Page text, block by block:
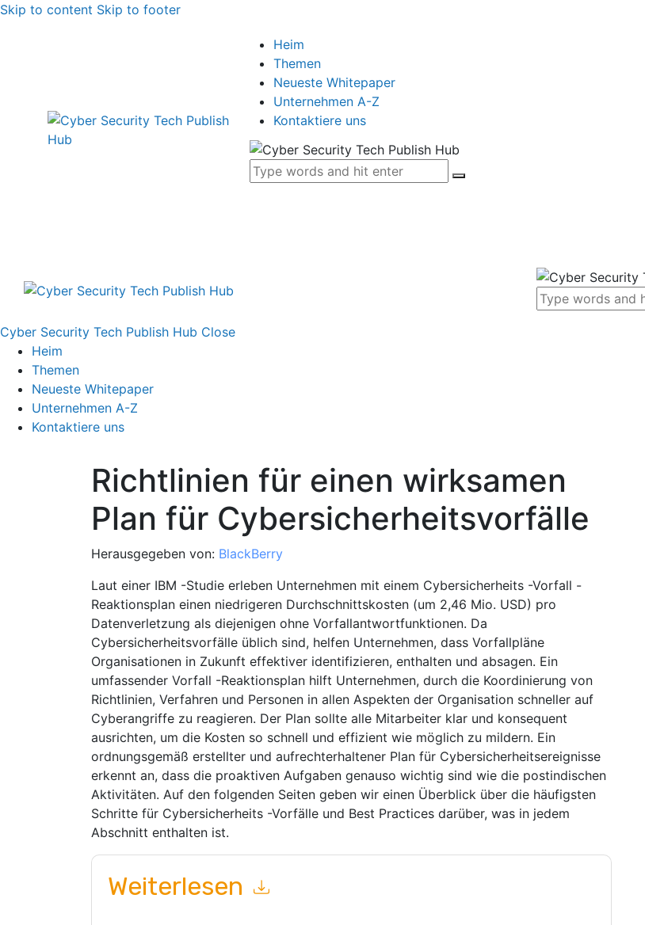
Skip to content Skip to footer
Heim
Themen
Neueste Whitepaper
Unternehmen A-Z
Kontaktiere uns
Cyber Security Tech Publish Hub Close
Heim
Themen
Neueste Whitepaper
Unternehmen A-Z
Kontaktiere uns
Richtlinien für einen wirksamen
Plan für Cybersicherheitsvorfälle
Herausgegeben von: BlackBerry
Laut einer IBM -Studie erleben Unternehmen mit einem Cybersicherheits -Vorfall -
Reaktionsplan einen niedrigeren Durchschnittskosten (um 2,46 Mio. USD) pro
Datenverletzung als diejenigen ohne Vorfallantwortfunktionen. Da
Cybersicherheitsvorfälle üblich sind, helfen Unternehmen, dass Vorfallpläne
Organisationen in Zukunft effektiver identifizieren, enthalten und absagen. Ein
umfassender Vorfall -Reaktionsplan hilft Unternehmen, durch die Koordinierung von
Richtlinien, Verfahren und Personen in allen Aspekten der Organisation schneller auf
Cyberangriffe zu reagieren. Der Plan sollte alle Mitarbeiter klar und konsequent
ausrichten, um die Kosten so schnell und effizient wie möglich zu mildern. Ein
ordnungsgemäß erstellter und aufrechterhaltener Plan für Cybersicherheitsereignisse
erkennt an, dass die proaktiven Aufgaben genauso wichtig sind wie die postindischen
Aktivitäten. Auf den folgenden Seiten geben wir einen Überblick über die häufigsten
Schritte für Cybersicherheits -Vorfälle und Best Practices darüber, was in jedem
Abschnitt enthalten ist.
Weiterlesen